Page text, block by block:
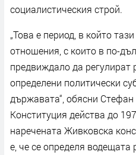
социалистическия строй.
„Това е период, в който
отношения, с които в по-
предвиждало да регулират
определени политически
държавата“, обясни
Конституция действа до
наречената Живковска
е, че се определя водещата